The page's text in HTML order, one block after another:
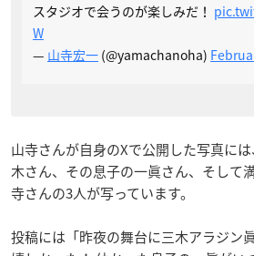
スタジオで会うのが楽しみだ！
W
— 山寺宏一 (@yamachanoha)
山寺さんが自身のXで公開した写真に
木さん、その息子の一眞さん、そして
寺さんの3人が写っています。
投稿には「昨夜の舞台に三木アラジン